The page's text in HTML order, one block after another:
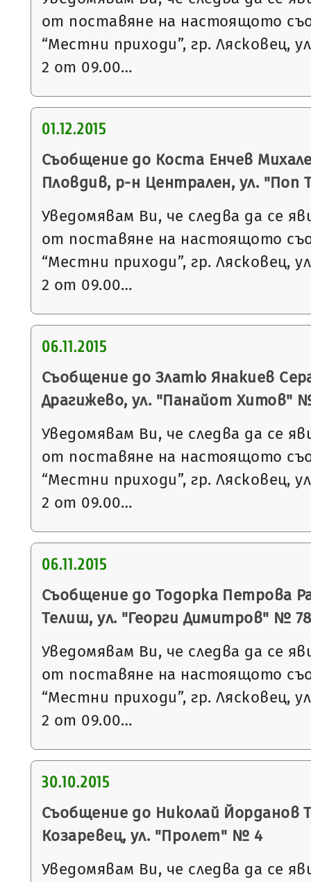
от поставяне на настоящото
“Местни приходи”, гр. Лясковец,
2 от 09.00…
01.12.2015
Съобщение до Коста Енчев
Пловдив, р-н Централен, ул. "Поп
Уведомявам Ви, че следва да се
от поставяне на настоящото
“Местни приходи”, гр. Лясковец,
2 от 09.00…
06.11.2015
Съобщение до Златю Янакиев
Драгижево, ул. "Панайот Хитов"
Уведомявам Ви, че следва да се
от поставяне на настоящото
“Местни приходи”, гр. Лясковец,
2 от 09.00…
06.11.2015
Съобщение до Тодорка Петрова
Телиш, ул. "Георги Димитров" №
Уведомявам Ви, че следва да се
от поставяне на настоящото
“Местни приходи”, гр. Лясковец,
2 от 09.00…
30.10.2015
Съобщение до Николай Йорданов
Козаревец, ул. "Пролет" № 4
Уведомявам Ви, че следва да се